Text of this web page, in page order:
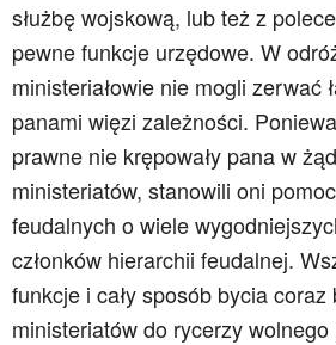
służbę wojskową, lub też z
pewne funkcje urzędowe. W
ministeriałowie nie mogli zerwać
panami więzi zależności.
prawne nie krępowały pana w
ministeriatów, stanowili oni
feudalnych o wiele
członków hierarchii feudalnej.
funkcje i cały sposób bycia coraz
ministeriatów do rycerzy